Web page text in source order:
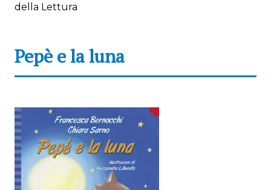
della Lettura
Pepè e la luna